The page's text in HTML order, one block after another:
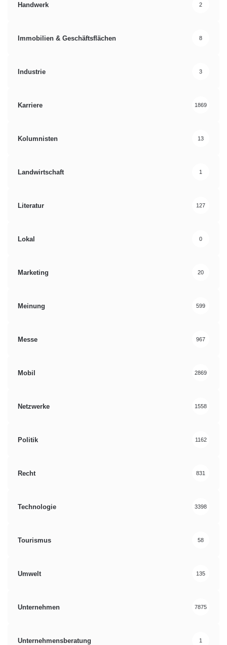
Handwerk 2
Immobilien & Geschäftsflächen 8
Industrie 3
Karriere 1869
Kolumnisten 13
Landwirtschaft 1
Literatur 127
Lokal 0
Marketing 20
Meinung 599
Messe 967
Mobil 2869
Netzwerke 1558
Politik 1162
Recht 831
Technologie 3398
Tourismus 58
Umwelt 135
Unternehmen 7875
Unternehmensberatung 1